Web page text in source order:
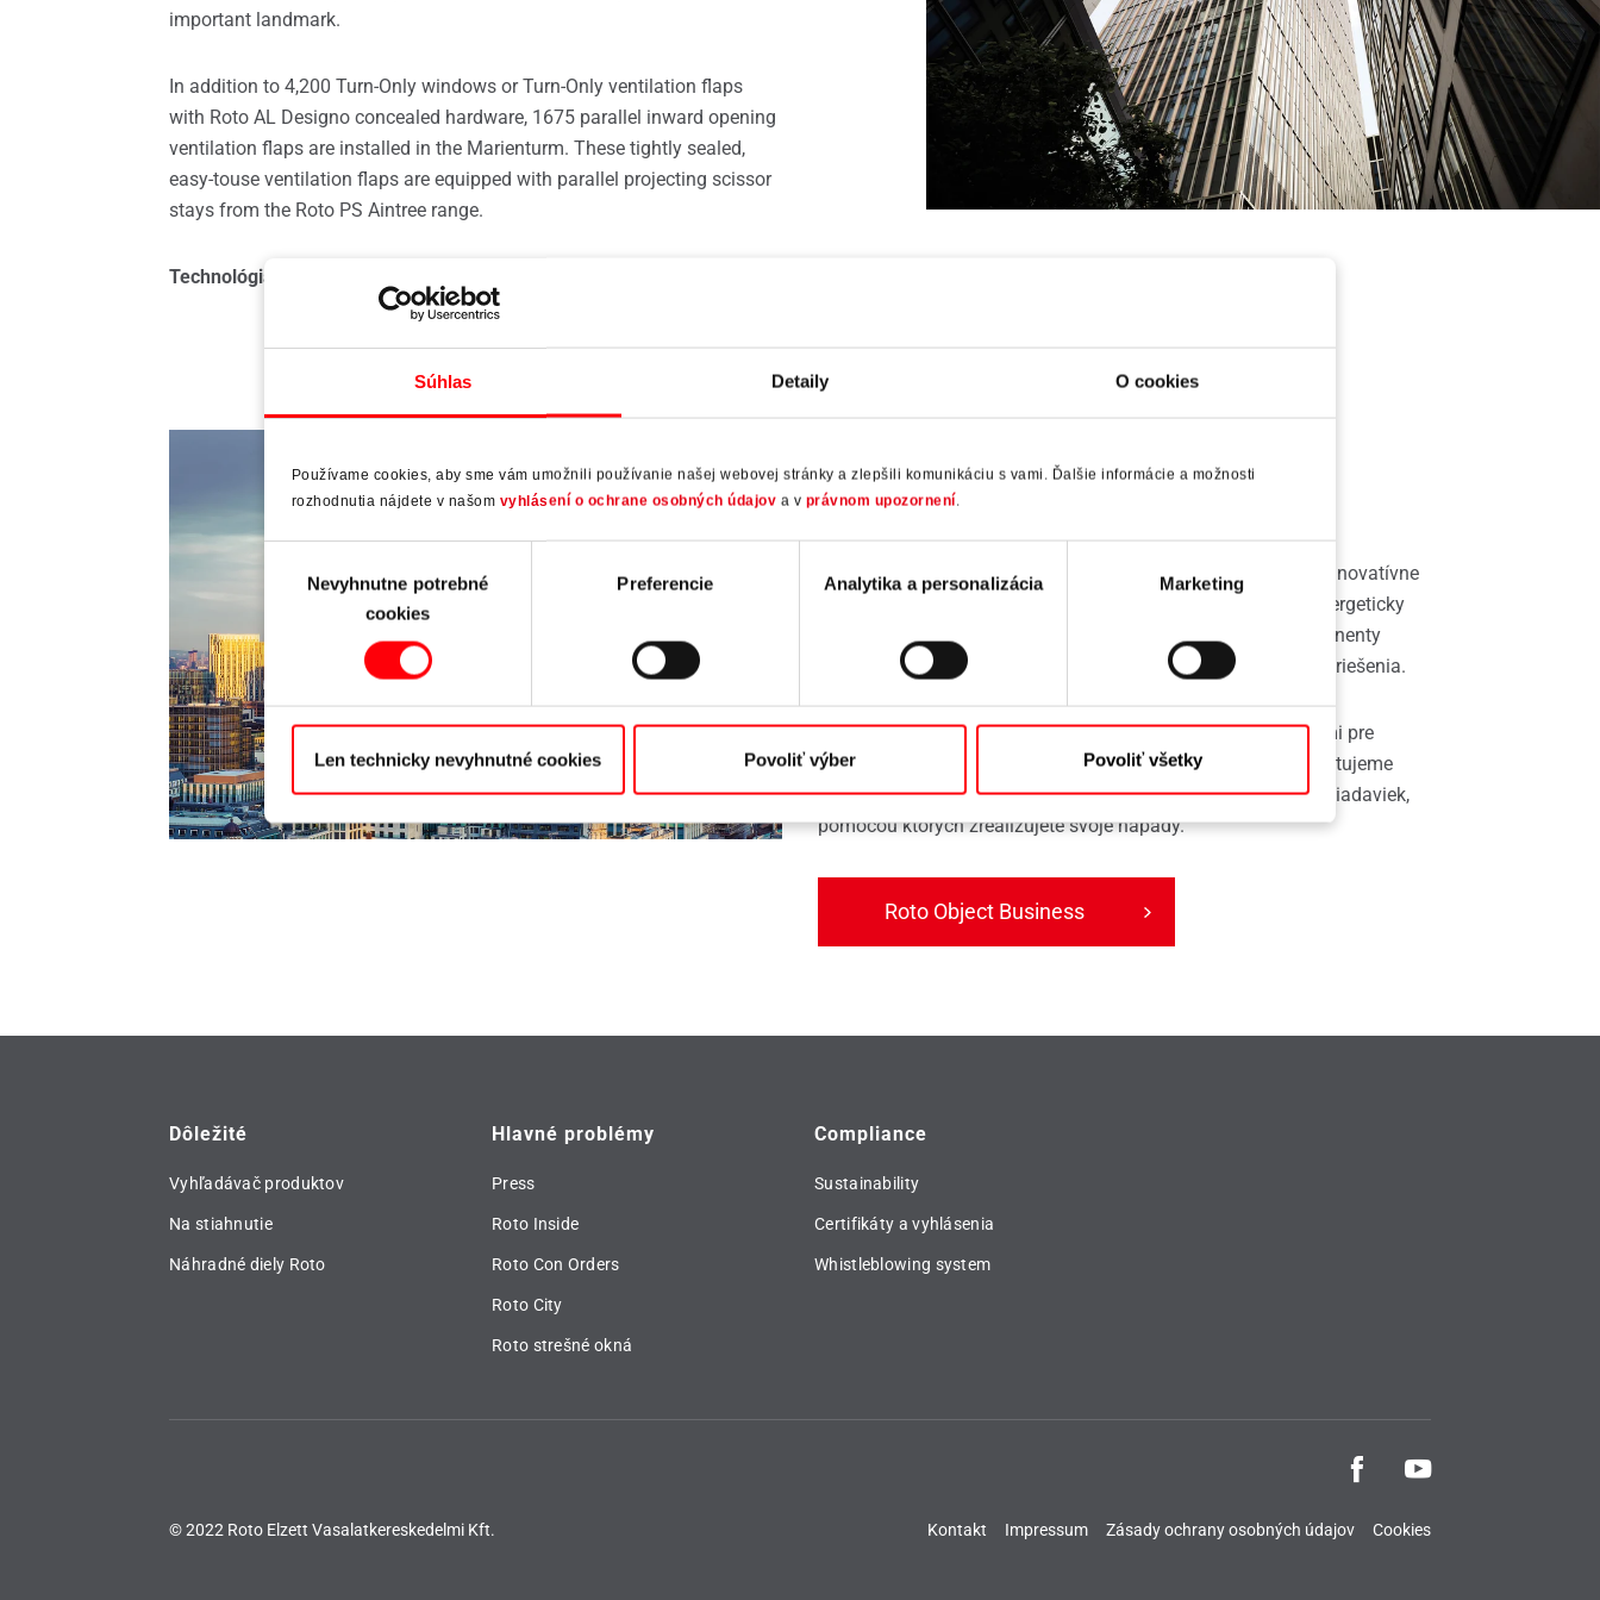
Súhlas Detaily O cookies
Používame cookies, aby sme vám umožnili používanie našej webovej stránky a zlepšili komunikáciu s vami. Ďalšie informácie a možnosti
rozhodnutia nájdete v našom vyhlásení o ochrane osobných údajov a v právnom upozornení.
súhlasuNevyhnutne potrebné
cookies
Preferencie Analytika a personalizácia Marketing
Len technicky nevyhnutné cookies Povoliť výber Povoliť všetky
important landmark.
In addition to 4,200 Turn-Only windows or Turn-Only ventilation flaps
with Roto AL Designo concealed hardware, 1675 parallel inward opening
ventilation flaps are installed in the Marienturm. These tightly sealed,
easy-touse ventilation flaps are equipped with parallel projecting scissor
stays from the Roto PS Aintree range.
Technológia kovaní:
Váš kontakt pre hliníkové riešenia na mieru
Istota pri plánovaní a realizácii hliníkových riešení na mieru
Technicky a esteticky náročná realizácia projektu si vyžaduje inovatívne
riešenia okenných a fasádnych prvkov. Pre obzvlášť veľké, energeticky
účinné hliníkové okná a dvere, pre ktoré sa štandardné komponenty
nehodia, vyvíjame ekonomicky životaschopné a na mieru šité riešenia.
Experti Roto Object Business sú vašimi spoľahlivými partnermi pre
špecifické otázky týkajúce sa technológie okien a dverí. Poskytujeme
hardvérové ​​riešenia na mieru podľa vašich individuálnych požiadaviek,
pomocou ktorých zrealizujete svoje nápady.
Roto Object Business
Dôležité
Vyhľadávač produktov
Na stiahnutie
Náhradné diely Roto
Hlavné problémy
Press
Roto Inside
Roto Con Orders
Roto City
Roto strešné okná
Compliance
Sustainability
Certifikáty a vyhlásenia
Whistleblowing system
© 2022 Roto Elzett Vasalatkereskedelmi Kft. Kontakt Impressum Zásady ochrany osobných údajov Cookies